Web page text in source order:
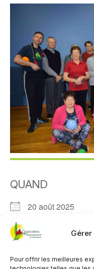
Pour offrir les meilleures
QUAND
20 août 2025